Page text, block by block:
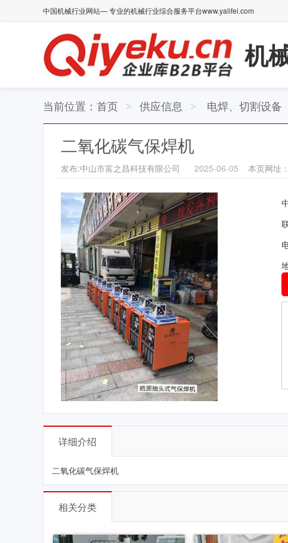
中国机械行业网站— 专业的机械行业综合服务平台www.yalifei.com
机
当前位置： 首页 > 供应信息 > 电焊、切割设备
二氧化碳气保焊机
发布:中山市富之昌科技有限公司 2025-06-05 本页网址
详细介绍
二氧化碳气保焊机
相关分类